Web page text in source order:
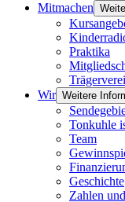
Mitmachen
Praktika
Wir Weitere
Tonkuhle
Team
Geschichte
Zahlen